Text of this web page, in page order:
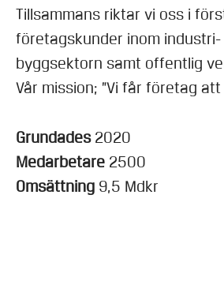
Tillsammans riktar vi oss i
företagskunder inom industri-
byggsektorn samt offentlig
Vår mission; ”Vi får företag
Grundades 2020
Medarbetare 2500
Omsättning 9,5 Mdkr